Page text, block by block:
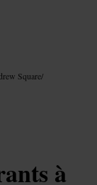
Square/
à